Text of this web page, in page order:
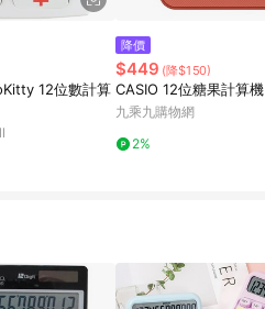
12位數計算
降價
$449 (降$150)
CASIO 12位糖果計算機
九乘九購物網
2%